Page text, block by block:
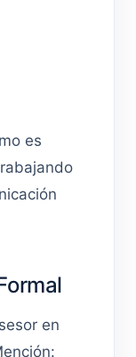
es
en